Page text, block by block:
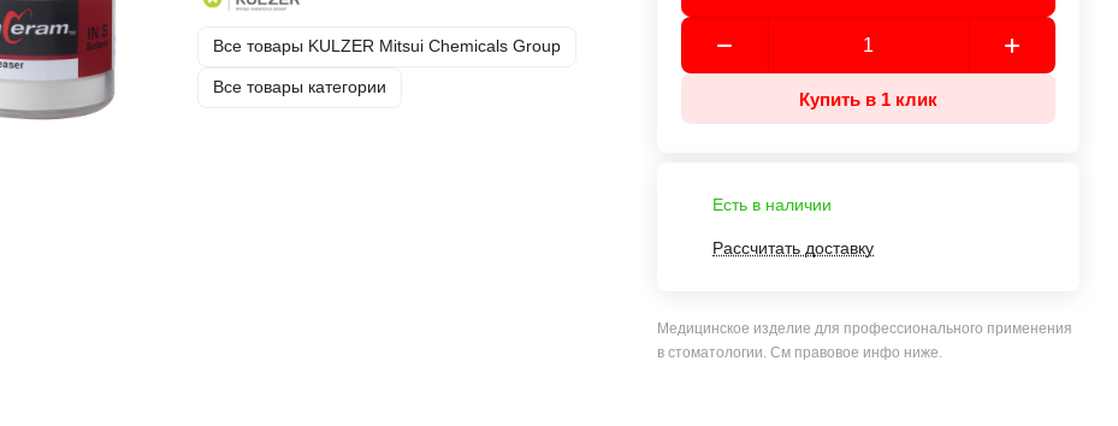
Все товары KULZER Mitsui Chemicals Group
Все товары категории
Купить в 1 клик
Есть в наличии
Рассчитать доставку
Медицинское изделие для профессионального применения
в стоматологии. См правовое инфо ниже.